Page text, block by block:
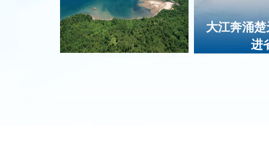
武汉市生态环境局副局长罗巍对《武汉
划（2025—2035年）》进行了解读。该规划
四大片区、十二个优先区域”的生物多样性保
大江奔涌
进